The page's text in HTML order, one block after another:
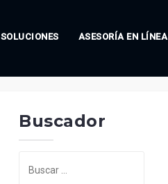
SOLUCIONES ASESORÍA EN LÍNEA
Buscador